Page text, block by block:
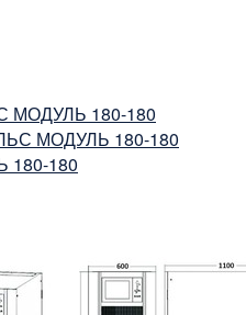
МОДУЛЬ 180-180
МОДУЛЬ 180-180
180-180